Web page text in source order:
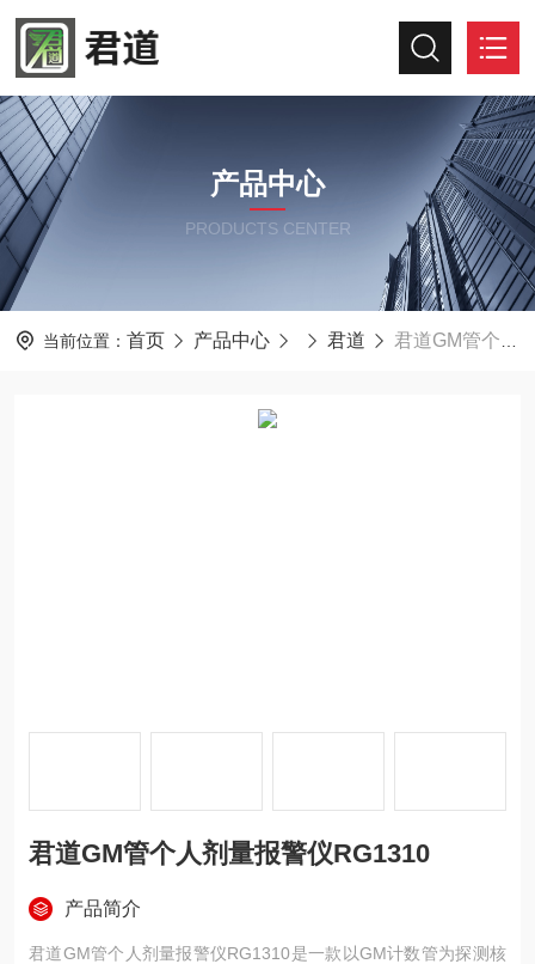
产品中心
PRODUCTS CENTER
当前位置： 首页 产品中心 君道 君道GM管个人剂量报警仪RG1310
君道GM管个人剂量报警仪RG1310
产品简介
君道GM管个人剂量报警仪RG1310是一款以GM计数管为探测核